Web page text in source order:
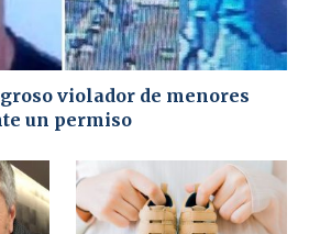
violador de menores
un permiso